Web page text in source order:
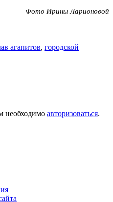
Фото Ирины Ларионовой
агапитов, городской
необходимо авторизоваться.